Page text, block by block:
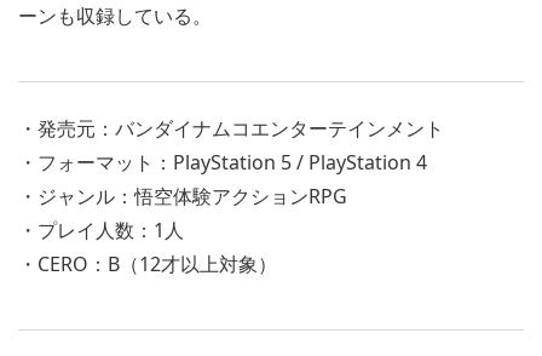
ーンも収録している。
・発売元：バンダイナムコエンターテインメント
・フォーマット：PlayStation 5 / PlayStation 4
・ジャンル：悟空体験アクションRPG
・プレイ人数：1人
・CERO：B（12才以上対象）